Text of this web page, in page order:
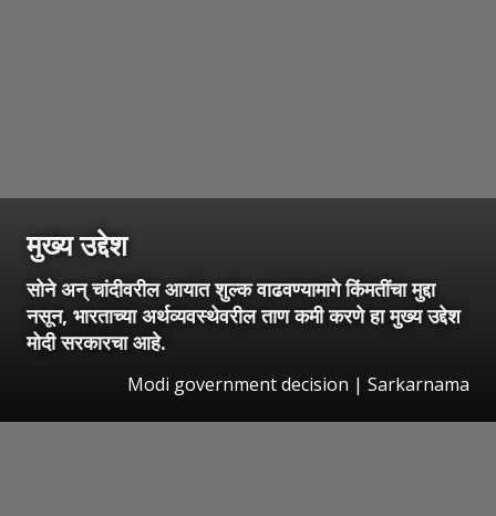
मुख्य उद्देश
सोने अन् चांदीवरील आयात शुल्क वाढवण्यामागे किंमतींचा मुद्दा
नसून, भारताच्या अर्थव्यवस्थेवरील ताण कमी करणे हा मुख्य उद्देश
मोदी सरकारचा आहे.
Modi government decision | Sarkarnama